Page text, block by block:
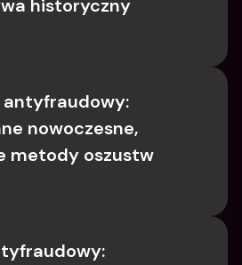
historyczny
antyfraudowy:
nowoczesne,
metody oszustw